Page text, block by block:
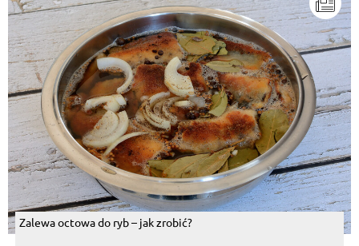
Zalewa octowa do ryb – jak zrobić?